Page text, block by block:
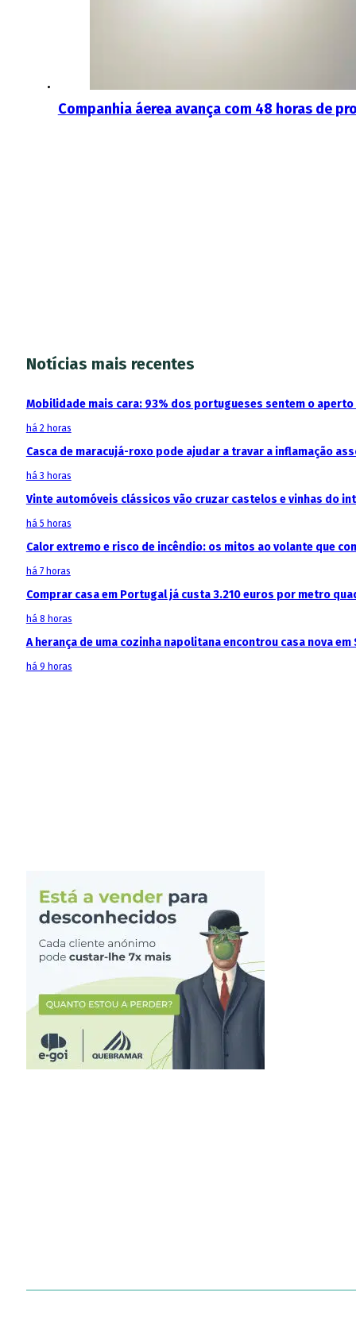
Companhia áerea avança com 48 horas de
Notícias mais recentes
Mobilidade mais cara: 93% dos portugueses sentem o
há 2 horas
Casca de maracujá-roxo pode ajudar a travar a inflamação
há 3 horas
Vinte automóveis clássicos vão cruzar castelos e vinhas do
há 5 horas
Calor extremo e risco de incêndio: os mitos ao volante que
há 7 horas
Comprar casa em Portugal já custa 3.210 euros por metro
há 8 horas
A herança de uma cozinha napolitana encontrou casa nova em
há 9 horas